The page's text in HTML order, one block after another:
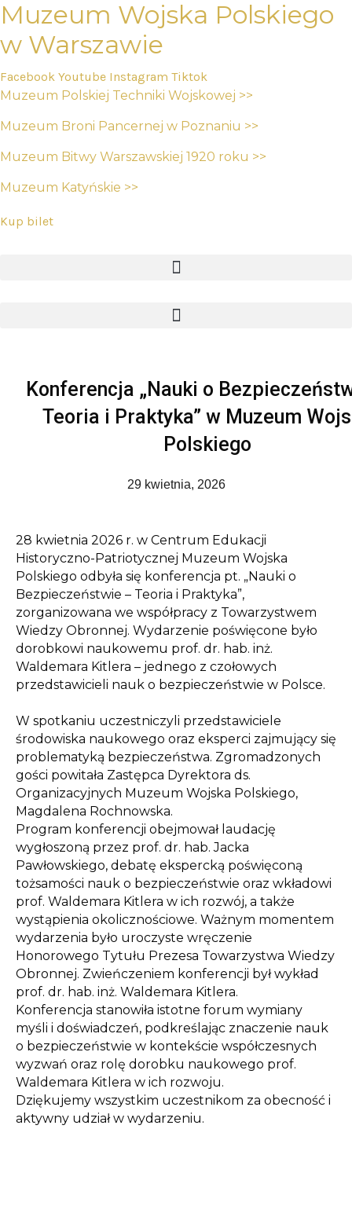
Muzeum Wojska Polskiego
w Warszawie
Facebook Youtube Instagram Tiktok
Muzeum Polskiej Techniki Wojskowej >>
Muzeum Broni Pancernej w Poznaniu >>
Muzeum Bitwy Warszawskiej 1920 roku >>
Muzeum Katyńskie >>
Kup bilet
Konferencja „Nauki o
Teoria i Praktyka” w Muzeum
Polskiego
29 kwietnia, 2026
28 kwietnia 2026 r. w Centrum Edukacji
Historyczno-Patriotycznej Muzeum Wojska
Polskiego odbyła się konferencja pt. „Nauki o
Bezpieczeństwie – Teoria i Praktyka”,
zorganizowana we współpracy z Towarzystwem
Wiedzy Obronnej. Wydarzenie poświęcone było
dorobkowi naukowemu prof. dr. hab. inż.
Waldemara Kitlera – jednego z czołowych
przedstawicieli nauk o bezpieczeństwie w Polsce.
W spotkaniu uczestniczyli przedstawiciele
środowiska naukowego oraz eksperci zajmujący się
problematyką bezpieczeństwa. Zgromadzonych
gości powitała Zastępca Dyrektora ds.
Organizacyjnych Muzeum Wojska Polskiego,
Magdalena Rochnowska.
Program konferencji obejmował laudację
wygłoszoną przez prof. dr. hab. Jacka
Pawłowskiego, debatę ekspercką poświęconą
tożsamości nauk o bezpieczeństwie oraz wkładowi
prof. Waldemara Kitlera w ich rozwój, a także
wystąpienia okolicznościowe. Ważnym momentem
wydarzenia było uroczyste wręczenie
Honorowego Tytułu Prezesa Towarzystwa Wiedzy
Obronnej. Zwieńczeniem konferencji był wykład
prof. dr. hab. inż. Waldemara Kitlera.
Konferencja stanowiła istotne forum wymiany
myśli i doświadczeń, podkreślając znaczenie nauk
o bezpieczeństwie w kontekście współczesnych
wyzwań oraz rolę dorobku naukowego prof.
Waldemara Kitlera w ich rozwoju.
Dziękujemy wszystkim uczestnikom za obecność i
aktywny udział w wydarzeniu.